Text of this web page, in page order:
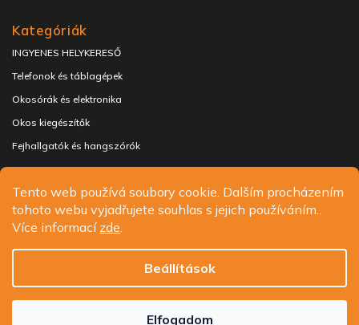
Tento web používá soubory cookie. Dalším procházením
tohoto webu vyjadřujete souhlas s jejich používáním..
Více informací zde.
Beállítások
Elfogadom
Kategóriák
INGYENES HELYKERESŐ
Telefonok és táblagépek
Okosórák és elektronika
Okos kiegészítők
Fejhallgatók és hangszórók
Copyright 2026ALIGATOR - telefony, chytré hodinky a
příslušenství
Süti beállítások szerkesztése
Shoptak.cz| Platforma